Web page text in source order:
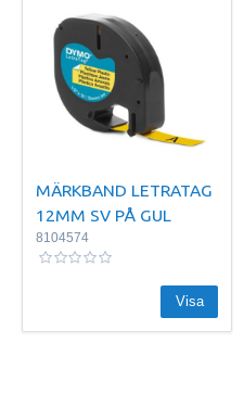
MÄRKBAND LETRATAG
12MM SV PÅ GUL
8104574
Visa